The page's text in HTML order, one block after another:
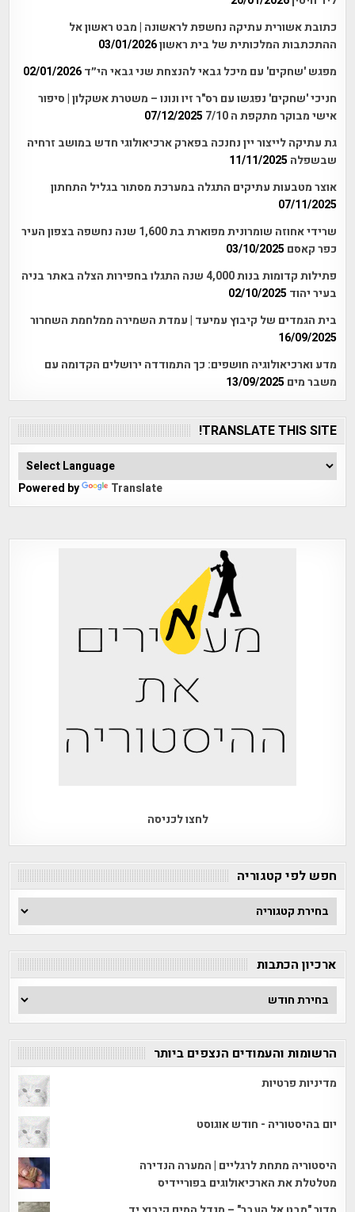
כתובת אשורית עתיקה נחשפת לראשונה | מבט ראשון אל
ההתכתבות המלכותית של בית ראשון03/01/2026
מפגש 'שחקים' עם מיכל גבאי להנצחת שני גבאי הי״ד 02/01/2026
חניכי 'שחקים' נפגשו עם רס"ר זיו ונונו – משטרת אשקלון | סיפור
אישי מבוקר מתקפת ה 7/10
07/12/2025
גת עתיקה לייצור יין נחנכה בפארק ארכיאולוגי חדש במושב זרחיה
שבשפלה 11/11/2025
אוצר מטבעות עתיקים התגלה במערכת מסתור בגליל התחתון
07/11/2025
שרידי אחוזה שומרונית מפוארת בת 1,600 שנה נחשפה בצפון העיר
כפר קאסם 03/10/2025
פתילות קדומות בנות 4,000 שנה התגלו בחפירות הצלה באתר בניה
בעיר יהוד 02/10/2025
בית הגמדים של קיבוץ עמיעד | עמדת השמירה ממלחמת השחרור
16/09/2025
מדע וארכיאולוגיה חושפים: כך התמודדה ירושלים הקדומה עם
משבר מים 13/09/2025
TRANSLATE THIS SITE!
Powered by Translate
לחצו לכניסה
חפש לפי קטגוריה
חפש
לפי
ארכיון הכתבות
ארכיון
הכתבות
הרשומות והעמודים הנצפים ביותר
מדיניות פרטיות
יום בהיסטוריה - חודש אוגוסט
היסטוריה מתחת לרגליים | המערה הנדירה
מטלטלת את הארכיאולוגים בפוריידיס